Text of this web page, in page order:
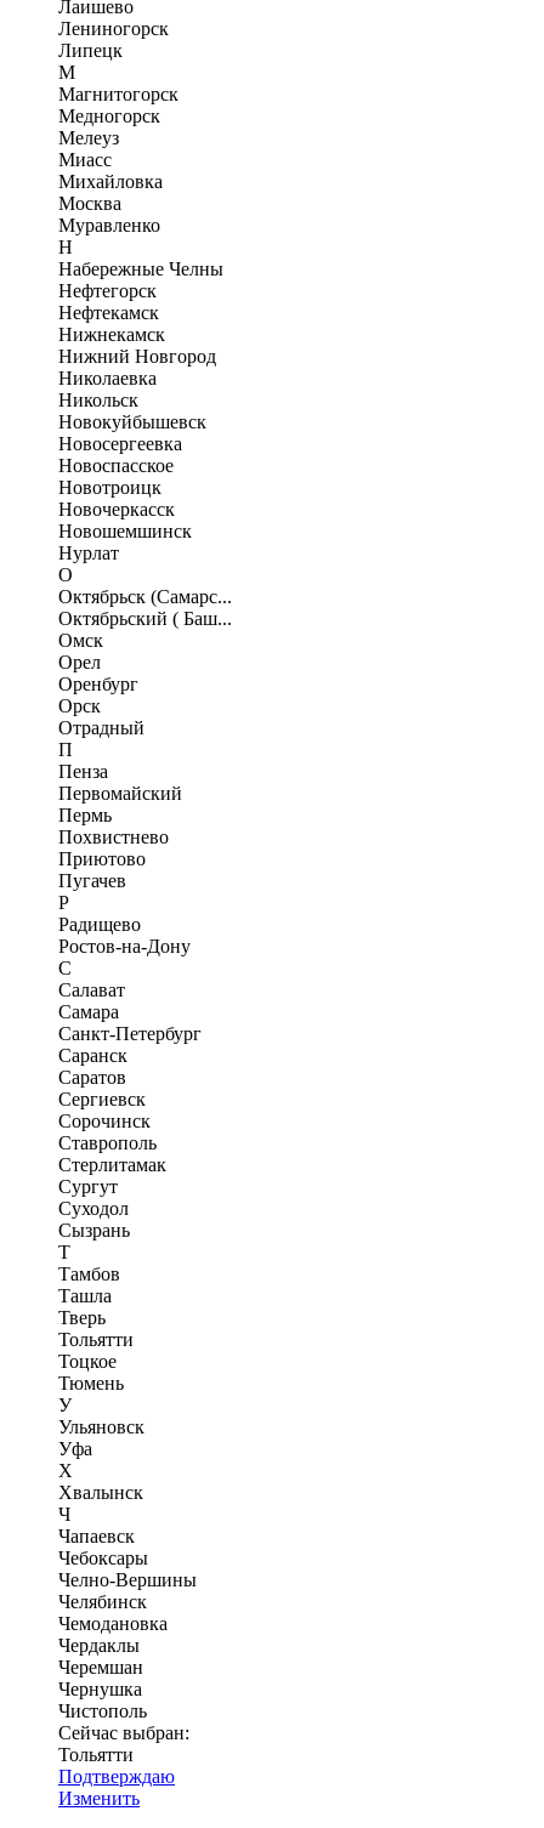
Лаишево
Лениногорск
Липецк
М
Магнитогорск
Медногорск
Мелеуз
Миасс
Михайловка
Москва
Муравленко
Н
Набережные Челны
Нефтегорск
Нефтекамск
Нижнекамск
Нижний Новгород
Николаевка
Никольск
Новокуйбышевск
Новосергеевка
Новоспасское
Новотроицк
Новочеркасск
Новошемшинск
Нурлат
О
Октябрьск (Самарс...
Октябрьский ( Баш...
Омск
Орел
Оренбург
Орск
Отрадный
П
Пенза
Первомайский
Пермь
Похвистнево
Приютово
Пугачев
Р
Радищево
Ростов-на-Дону
С
Салават
Самара
Санкт-Петербург
Саранск
Саратов
Сергиевск
Сорочинск
Ставрополь
Стерлитамак
Сургут
Суходол
Сызрань
Т
Тамбов
Ташла
Тверь
Тольятти
Тоцкое
Тюмень
У
Ульяновск
Уфа
Х
Хвалынск
Ч
Чапаевск
Чебоксары
Челно-Вершины
Челябинск
Чемодановка
Чердаклы
Черемшан
Чернушка
Чистополь
Сейчас выбран:
Тольятти
Подтверждаю
Изменить